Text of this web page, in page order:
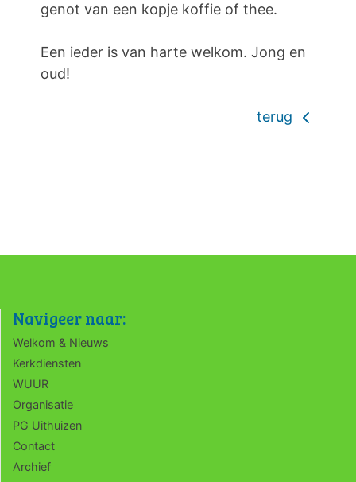
genot van een kopje koffie of thee.
Een ieder is van harte welkom. Jong en
oud!
terug
Navigeer naar:
Welkom & Nieuws
Kerkdiensten
WUUR
Organisatie
PG Uithuizen
Contact
Archief